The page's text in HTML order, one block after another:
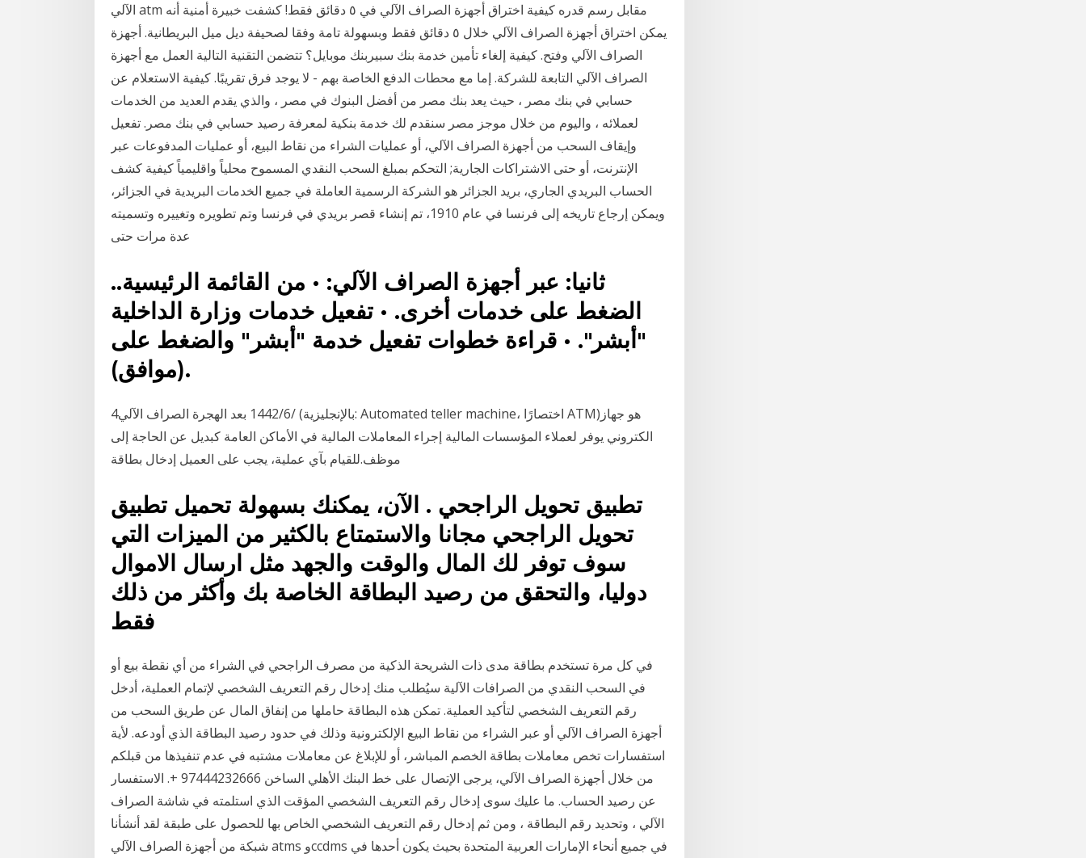
الآلي atm مقابل رسم قدره كيفية اختراق أجهزة الصراف الآلي في ٥ دقائق فقط! كشفت خبيرة أمنية أنه
يمكن اختراق أجهزة الصراف الآلي خلال ٥ دقائق فقط وبسهولة تامة وفقا لصحيفة ديل ميل البريطانية. أجهزة
الصراف الآلي وفتح. كيفية إلغاء تأمين خدمة بنك سبيربنك موبايل؟ تتضمن التقنية التالية العمل مع أجهزة
الصراف الآلي التابعة للشركة. إما مع محطات الدفع الخاصة بهم - لا يوجد فرق تقريبًا. كيفية الاستعلام عن
حسابي في بنك مصر ، حيث يعد بنك مصر من أفضل البنوك في مصر ، والذي يقدم العديد من الخدمات
لعملائه ، واليوم من خلال موجز مصر سنقدم لك خدمة بنكية لمعرفة رصيد حسابي في بنك مصر. تفعيل
وإيقاف السحب من أجهزة الصراف الآلي، أو عمليات الشراء من نقاط البيع، أو عمليات المدفوعات عبر
الإنترنت، أو حتى الاشتراكات الجارية; التحكم بمبلغ السحب النقدي المسموح محلياً واقليمياً كيفية كشف
الحساب البريدي الجاري، بريد الجزائر هو الشركة الرسمية العاملة في جميع الخدمات البريدية في الجزائر،
ويمكن إرجاع تاريخه إلى فرنسا في عام 1910، تم إنشاء قصر بريدي في فرنسا وتم تطويره وتغييره وتسميته
عدة مرات حتى
ثانيا: عبر أجهزة الصراف الآلي: • من القائمة الرئيسية..
الضغط على خدمات أخرى. • تفعيل خدمات وزارة الداخلية
"أبشر". • قراءة خطوات تفعيل خدمة "أبشر" والضغط على
(موافق).
4‏‏/6‏‏/1442 بعد الهجرة الصراف الآلي (بالإنجليزية: Automated teller machine، اختصارًا ATM)‏ هو جهاز
الكتروني يوفر لعملاء المؤسسات المالية إجراء المعاملات المالية في الأماكن العامة كبديل عن الحاجة إلى
موظف.للقيام بآي عملية، يجب على العميل إدخال بطاقة
تطبيق تحويل الراجحي . الآن، يمكنك بسهولة تحميل تطبيق
تحويل الراجحي مجانا والاستمتاع بالكثير من الميزات التي
سوف توفر لك المال والوقت والجهد مثل ارسال الاموال
دوليا، والتحقق من رصيد البطاقة الخاصة بك وأكثر من ذلك
فقط
في كل مرة تستخدم بطاقة مدى ذات الشريحة الذكية من مصرف الراجحي في الشراء من أي نقطة بيع أو
في السحب النقدي من الصرافات الآلية سيُطلب منك إدخال رقم التعريف الشخصي لإتمام العملية، أدخل
رقم التعريف الشخصي لتأكيد العملية. تمكن هذه البطاقة حاملها من إنفاق المال عن طريق السحب من
أجهزة الصراف الآلي أو عبر الشراء من نقاط البيع الإلكترونية وذلك في حدود رصيد البطاقة الذي أودعه. لأية
استفسارات تخص معاملات بطاقة الخصم المباشر، أو للإبلاغ عن معاملات مشتبه في عدم تنفيذها من قبلكم
من خلال أجهزة الصراف الآلي، يرجى الإتصال على خط البنك الأهلي الساخن 97444232666 +. الاستفسار
عن رصيد الحساب. ما عليك سوى إدخال رقم التعريف الشخصي المؤقت الذي استلمته في شاشة الصراف
الآلي ، وتحديد رقم البطاقة ، ومن ثم إدخال رقم التعريف الشخصي الخاص بها للحصول على طبقة لقد أنشأنا
شبكة من أجهزة الصراف الآلي atms وccdms في جميع أنحاء الإمارات العربية المتحدة بحيث يكون أحدها في